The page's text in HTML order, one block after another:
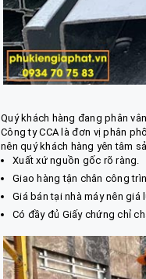
Quý khách hàng đang phân
Công ty CCA là đơn vị phân
nên quý khách hàng yên tâm
Xuất xứ nguồn gốc rõ ràng.
Giao hàng tận chân công
Giá bán tại nhà máy nên
Có đầy đủ Giấy chứng chỉ